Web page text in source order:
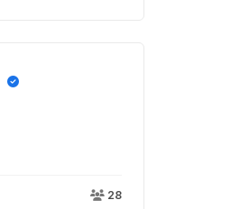
28